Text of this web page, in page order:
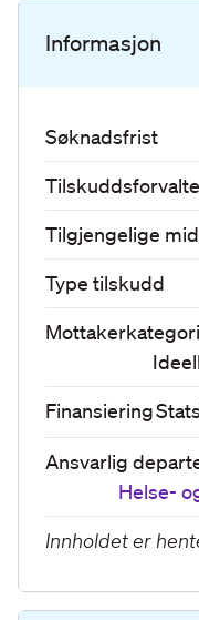
Informasjon
Søknadsfrist
Tilgjengelige
Type tilskudd
Mottakerkategori
Finansiering
Ansvarlig
Helse-
Innholdet er